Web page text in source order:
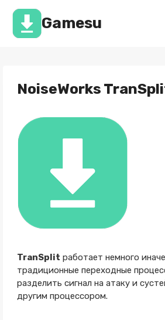
Перейти
содержимомуGamesu
NoiseWorks
TranSplit работает немного
традиционные переходные
разделить сигнал на атаку и
другим процессором.